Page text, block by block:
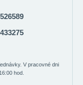
V pracovné dni
hod.